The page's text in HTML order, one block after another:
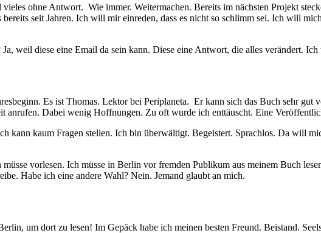
ohne Antwort. Wie immer. Weitermachen. Bereits im nächsten Projekt
seit Jahren. Ich will mir einreden, dass es nicht so schlimm sei. Ich will
weil diese eine Email da sein kann. Diese eine Antwort, die alles verändert.
Es ist Thomas. Lektor bei Periplaneta. Er kann sich das Buch sehr
anrufen. Dabei wenig Hoffnungen. Zu oft wurde ich enttäuscht. Eine
kann kaum Fragen stellen. Ich bin überwältigt. Begeistert. Sprachlos. Da will
vorlesen. Ich müsse in Berlin vor fremden Publikum aus meinem Buch
Habe ich eine andere Wahl? Nein. Jemand glaubt an mich.
um dort zu lesen! Im Gepäck habe ich meinen besten Freund. Beistand.